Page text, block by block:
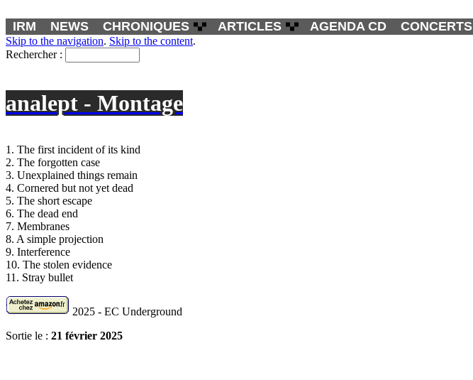
IRM NEWS CHRONIQUES ARTICLES AGENDA CD CONCERTS
Skip to the navigation. Skip to the content.
Rechercher :
analept - Montage
1. The first incident of its kind
2. The forgotten case
3. Unexplained things remain
4. Cornered but not yet dead
5. The short escape
6. The dead end
7. Membranes
8. A simple projection
9. Interference
10. The stolen evidence
11. Stray bullet
2025 - EC Underground
Sortie le : 21 février 2025